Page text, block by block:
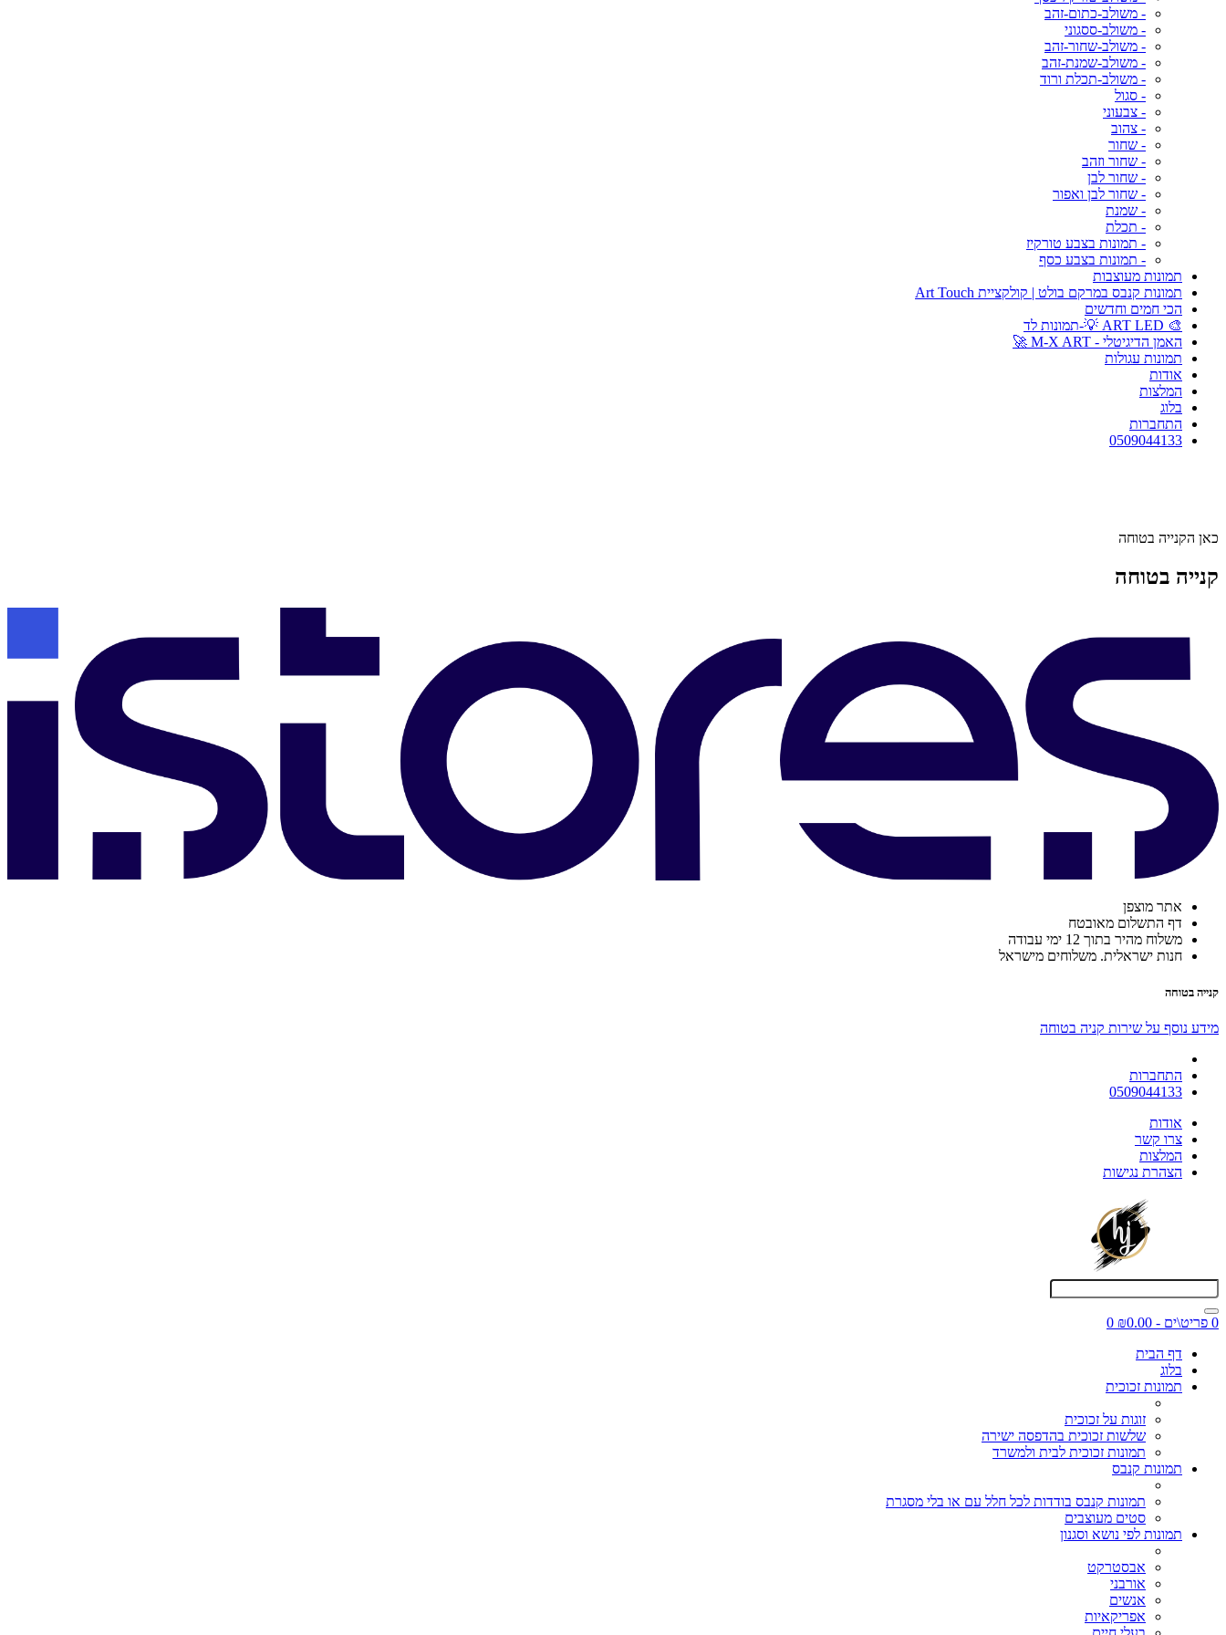
- משולב-כתום-זהב
- משולב-ססגוני
- משולב-שחור-זהב
- משולב-שמנת-זהב
- משולב-תכלת ורוד
- סגול
- צבעוני
- צהוב
- שחור
- שחור וזהב
- שחור לבן
- שחור לבן ואפור
- שמנת
- תכלת
- תמונות בצבע טורקיז
- תמונות בצבע כסף
תמונות מעוצבות
תמונות קנבס במרקם בולט | קולקציית Art Touch
הכי חמים וחדשים
🎨 ART LED 💡-תמונות לד
האמן הדיגיטלי - M-X ART 🚀
תמונות עגולות
אודות
המלצות
בלוג
התחברות
0509044133
כאן הקנייה בטוחה
קנייה בטוחה
אתר מוצפן
דף התשלום מאובטח
משלוח מהיר בתוך 12 ימי עבודה
חנות ישראלית. משלוחים מישראל
קנייה בטוחה
מידע נוסף על שירות קניה בטוחה
התחברות
0509044133
אודות
צרו קשר
המלצות
הצהרת נגישות
0 פריט\ים - ₪0.00
0
דף הבית
בלוג
תמונות זכוכית
זוגות על זכוכית
שלשות זכוכית בהדפסה ישירה
תמונות זכוכית לבית ולמשרד
תמונות קנבס
תמונות קנבס בודדות לכל חלל עם או בלי מסגרת
סטים מעוצבים
תמונות לפי נושא וסגנון
אבסטרקט
אורבני
אנשים
אפריקאיות